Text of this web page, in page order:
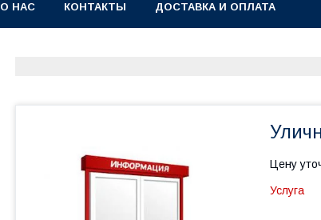
О НАС КОНТАКТЫ ДОСТАВКА И ОПЛАТА
Цену
Услуга